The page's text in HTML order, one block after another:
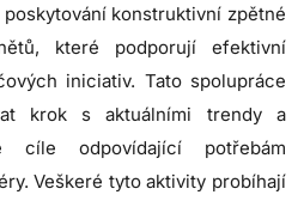
konstruktivní zpětné
které podporují efektivní
iniciativ. Tato spolupráce
krok s aktuálními trendy a
cíle odpovídající potřebám
Veškeré tyto aktivity probíhají